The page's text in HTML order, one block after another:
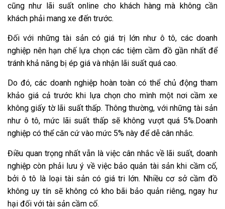
cũng như lãi suất online cho khách hàng mà không cần
khách phải mang xe đến trước.
Đối với những tài sản có giá trị lớn như ô tô, các doanh
nghiệp nên hạn chế lựa chọn các tiệm cầm đồ gần nhất để
tránh khả năng bị ép giá và nhận lãi suất quá cao.
Do đó, các doanh nghiệp hoàn toàn có thể chủ động tham
khảo giá cả trước khi lựa chọn cho mình một nơi cầm xe
không giấy tờ lãi suất thấp. Thông thường, với những tài sản
như ô tô, mức lãi suất thấp sẽ không vượt quá 5%.Doanh
nghiệp có thể căn cứ vào mức 5% này để dễ cân nhắc.
Điều quan trọng nhất vẫn là việc cân nhắc về lãi suất, doanh
nghiệp còn phải lưu ý về việc bảo quản tài sản khi cầm cố,
bởi ô tô là loại tài sản có giá tri lớn. Nhiều cơ sở cầm đồ
không uy tín sẽ không có kho bãi bảo quản riêng, ngay hư
hại đối với tài sản cầm cố.